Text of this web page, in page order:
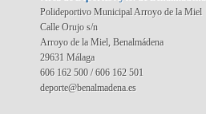
Polideportivo Municipal Arroyo de la Miel
Calle Orujo s/n
Arroyo de la Miel, Benalmádena
29631 Málaga
606 162 500 / 606 162 501
deporte@benalmadena.es